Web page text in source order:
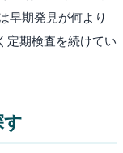
早期発見が何より
定期検査を続けてい